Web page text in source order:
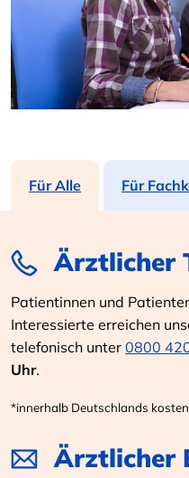
Für Alle Für
Ärztlicher
Patientinnen und
Interessierte erreichen
telefonisch unter 0800
Uhr.
*innerhalb Deutschlands
Ärztlicher